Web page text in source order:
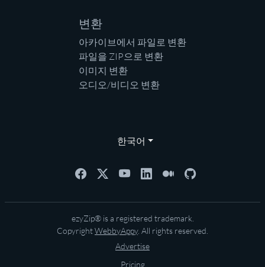
변환
아카이브에서 파일로 변환
파일을 ZIP으로 변환
이미지 변환
오디오/비디오 변환
한국어
ezyZip® is a registered trademark.
CopyrightWebbyAppy. All rights reserved.
Advertise
Pricing